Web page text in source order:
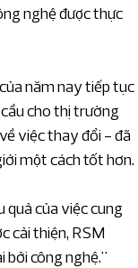
nghệ được thực
năm nay tiếp tục
cho thị trường
việc thay đổi - đã
một cách tốt hơn.
quả của việc cung
cải thiện, RSM
bởi công nghệ."